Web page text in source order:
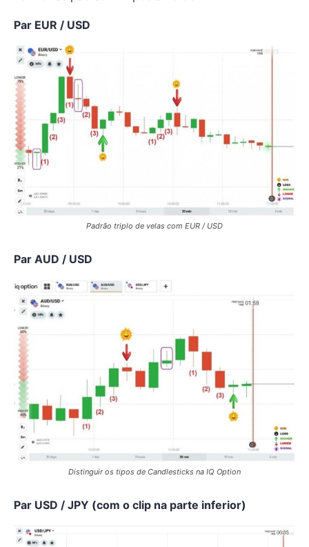
Par EUR / USD
Padrão triplo de velas com EUR / USD
Par AUD / USD
Distinguir os tipos de Candlesticks na IQ Option
Par USD / JPY (com o clip na parte inferior)